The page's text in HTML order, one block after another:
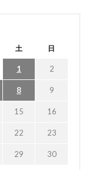
土 日
1 2
8 9
15 16
22 23
29 30